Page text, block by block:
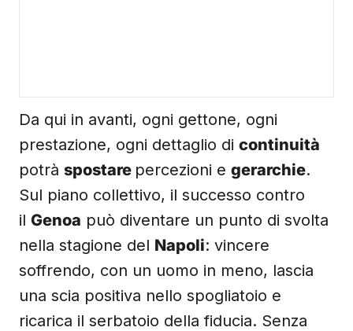
Da qui in avanti, ogni gettone, ogni
prestazione, ogni dettaglio di continuità
potrà spostare percezioni e gerarchie.
Sul piano collettivo, il successo contro
il Genoa può diventare un punto di svolta
nella stagione del Napoli: vincere
soffrendo, con un uomo in meno, lascia
una scia positiva nello spogliatoio e
ricarica il serbatoio della fiducia. Senza